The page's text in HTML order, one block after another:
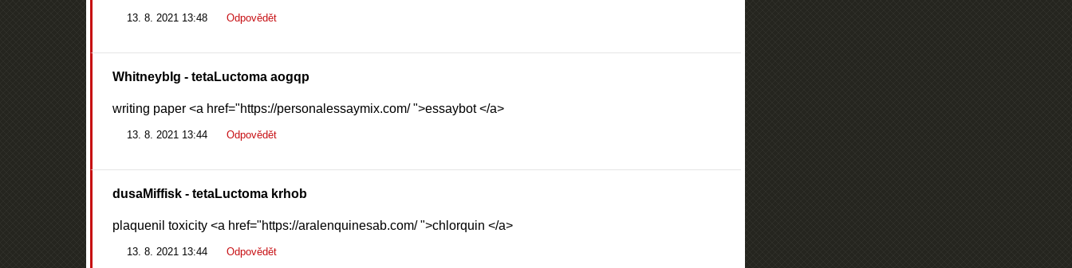
13. 8. 2021 13:48 Odpovědět
WhitneybIg - tetaLuctoma aogqp
writing paper <a href="https://personalessaymix.com/ ">essaybot </a>
13. 8. 2021 13:44 Odpovědět
dusaMiffisk- tetaLuctoma krhob
plaquenil toxicity <a href="https://aralenquinesab.com/ ">chlorquin </a>
13. 8. 2021 13:44 Odpovědět